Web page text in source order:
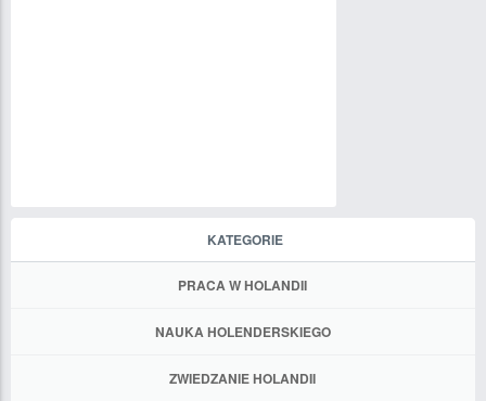
KATEGORIE
PRACA W HOLANDII
NAUKA HOLENDERSKIEGO
ZWIEDZANIE HOLANDII